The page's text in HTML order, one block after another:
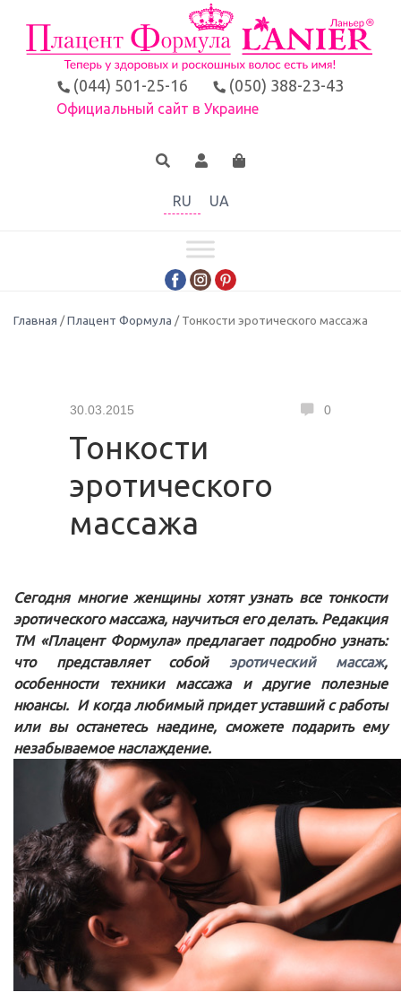
(044) 501-25-16 (050) 388-23-43
Официальный сайт в Украине
RU UA
Главная /Плацент Формула / Тонкости эротического массажа
30.03.2015 0
Тонкости
эротического
массажа
Сегодня многие женщины хотят узнать все тонкости
эротического массажа, научиться его делать. Редакция
ТМ «Плацент Формула» предлагает подробно узнать:
что представляет собой эротический массаж,
особенности техники массажа и другие полезные
нюансы. И когда любимый придет уставший с работы
или вы останетесь наедине, сможете подарить ему
незабываемое наслаждение.